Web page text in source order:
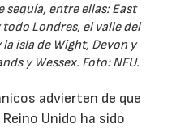
sequía, entre ellas: East
Londres, el valle del
isla de Wight, Devon y
y Wessex. Foto: NFU.
advierten de que
Unido ha sido